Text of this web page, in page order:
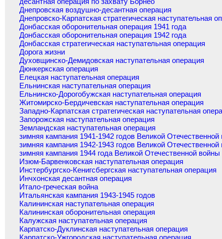
Днепровская воздушно-десантная операция
Днепровско-Карпатская стратегическая наступательная
Донбасская оборонительная операция 1941 года
Донбасская оборонительная операция 1942 года
Донбасская стратегическая наступательная операция
Дорога жизни
Духовщинско-Демидовская наступательная операция
Дюнкеркская операция
Елецкая наступательная операция
Ельнинская наступательная операция
Ельнинско-Дорогобужская наступательная операция
Житомирско-Бердичевская наступательная операция
Западно-Карпатская стратегическая наступательная
Запорожская наступательная операция
Земландская наступательная операция
зимняя кампания 1941-1942 годов Великой
зимняя кампания 1942-1943 годов Великой
зимняя кампания 1944 года Великой Отечественной войны
Изюм-Барвенковская наступательная операция
Инстербургско-Кенигсбергская наступательная операция
Инчхонская десантная операция
Итало-греческая война
Итальянская кампания 1943-1945 годов
Калининская наступательная операция
Калининская оборонительная операция
Калужская наступательная операция
Карпатско-Дуклинская наступательная операция